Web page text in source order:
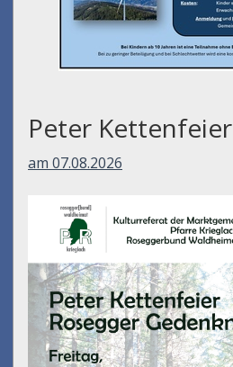
Peter Kettenfeier
am 07.08.2026